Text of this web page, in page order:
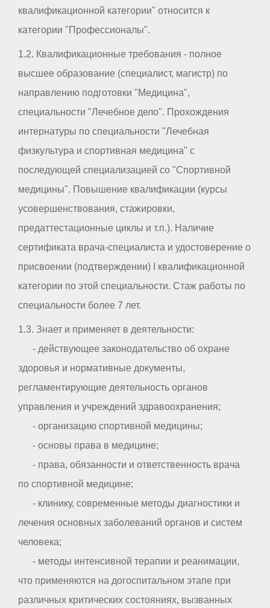
квалификационной категории" относится к
категории "Профессионалы".
1.2. Квалификационные требования - полное
высшее образование (специалист, магистр) по
направлению подготовки "Медицина",
специальности "Лечебное дело". Прохождения
интернатуры по специальности "Лечебная
физкультура и спортивная медицина" с
последующей специализацией со "Спортивной
медицины". Повышение квалификации (курсы
усовершенствования, стажировки,
предаттестационные циклы и т.п.). Наличие
сертификата врача-специалиста и удостоверение о
присвоении (подтверждении) I квалификационной
категории по этой специальности. Стаж работы по
специальности более 7 лет.
1.3. Знает и применяет в деятельности:
- действующее законодательство об охране
здоровья и нормативные документы,
регламентирующие деятельность органов
управления и учреждений здравоохранения;
- организацию спортивной медицины;
- основы права в медицине;
- права, обязанности и ответственность врача
по спортивной медицине;
- клинику, современные методы диагностики и
лечения основных заболеваний органов и систем
человека;
- методы интенсивной терапии и реанимации,
что применяются на догоспитальном этапе при
различных критических состояниях, вызванных